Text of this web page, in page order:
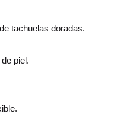
tachuelas doradas.
piel.